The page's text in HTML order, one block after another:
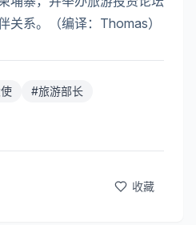
关系。（编译：Thomas）
#旅游部长
收藏